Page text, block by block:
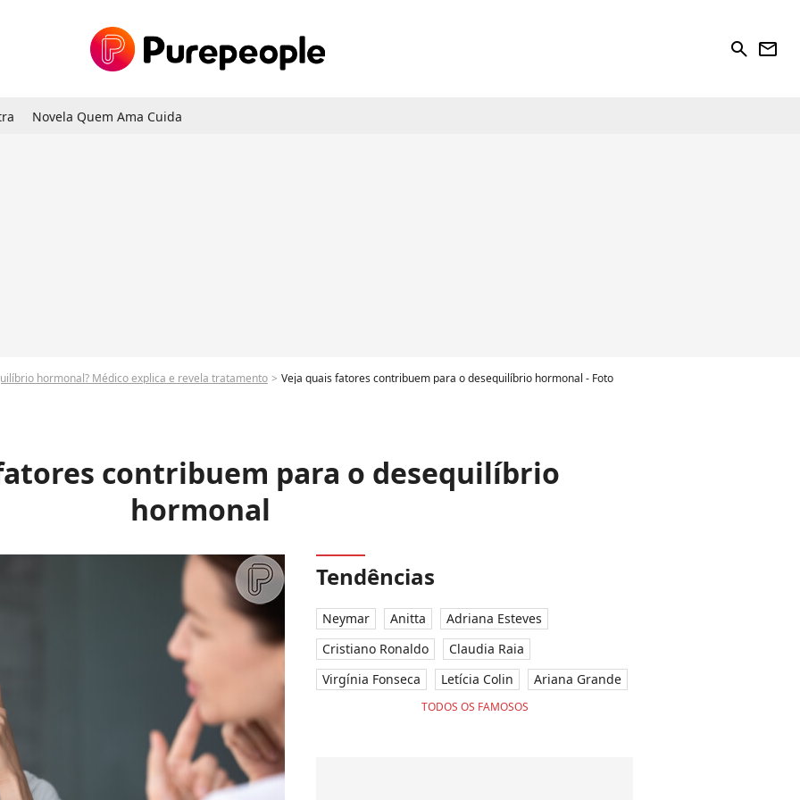
search newsletter
Novela Quem Ama Cuida
hormonal? Médico explica e revela tratamento Veja quais fatores contribuem para o desequilíbrio hormonal - Foto
contribuem para o desequilíbrio
hormonal
Tendências
Neymar Anitta
Adriana Esteves
Cristiano Ronaldo
Claudia Raia
Virgínia Fonseca
Letícia Colin Ariana Grande
TODOS OS FAMOSOS